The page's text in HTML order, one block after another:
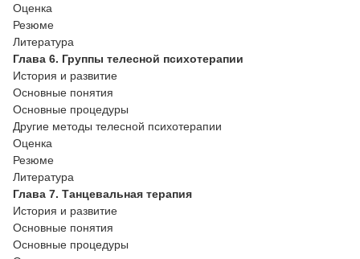
Оценка
Резюме
Литература
Глава 6. Группы телесной психотерапии
История и развитие
Основные понятия
Основные процедуры
Другие методы телесной психотерапии
Оценка
Резюме
Литература
Глава 7. Танцевальная терапия
История и развитие
Основные понятия
Основные процедуры